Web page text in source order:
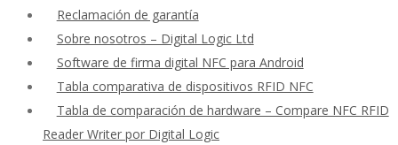
Reclamación de garantía
Sobre nosotros – Digital Logic Ltd
Software de firma digital NFC para Android
Tabla comparativa de dispositivos RFID NFC
Tabla de comparación de hardware – Compare NFC RFID
Reader Writer por Digital Logic